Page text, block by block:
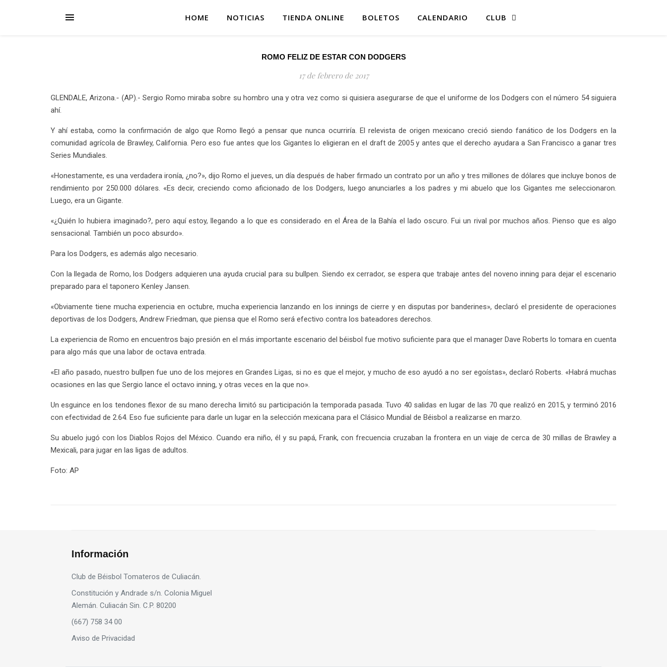
HOME NOTICIAS TIENDA ONLINE BOLETOS CALENDARIO CLUB
ROMO FELIZ DE ESTAR CON DODGERS
17 de febrero de 2017
GLENDALE, Arizona.- (AP).- Sergio Romo miraba sobre su hombro una y otra vez como si quisiera asegurarse de que el uniforme de los Dodgers con el número 54 siguiera
ahí.
Y ahí estaba, como la confirmación de algo que Romo llegó a pensar que nunca ocurriría. El relevista de origen mexicano creció siendo fanático de los Dodgers en la
comunidad agrícola de Brawley, California. Pero eso fue antes que los Gigantes lo eligieran en el draft de 2005 y antes que el derecho ayudara a San Francisco a ganar tres
Series Mundiales.
«Honestamente, es una verdadera ironía, ¿no?», dijo Romo el jueves, un día después de haber firmado un contrato por un año y tres millones de dólares que incluye bonos de
rendimiento por 250.000 dólares. «Es decir, creciendo como aficionado de los Dodgers, luego anunciarles a los padres y mi abuelo que los Gigantes me seleccionaron.
Luego, era un Gigante.
«¿Quién lo hubiera imaginado?, pero aquí estoy, llegando a lo que es considerado en el Área de la Bahía el lado oscuro. Fui un rival por muchos años. Pienso que es algo
sensacional. También un poco absurdo».
Para los Dodgers, es además algo necesario.
Con la llegada de Romo, los Dodgers adquieren una ayuda crucial para su bullpen. Siendo ex cerrador, se espera que trabaje antes del noveno inning para dejar el escenario
preparado para el taponero Kenley Jansen.
«Obviamente tiene mucha experiencia en octubre, mucha experiencia lanzando en los innings de cierre y en disputas por banderines», declaró el presidente de operaciones
deportivas de los Dodgers, Andrew Friedman, que piensa que el Romo será efectivo contra los bateadores derechos.
La experiencia de Romo en encuentros bajo presión en el más importante escenario del béisbol fue motivo suficiente para que el manager Dave Roberts lo tomara en cuenta
para algo más que una labor de octava entrada.
«El año pasado, nuestro bullpen fue uno de los mejores en Grandes Ligas, si no es que el mejor, y mucho de eso ayudó a no ser egoístas», declaró Roberts. «Habrá muchas
ocasiones en las que Sergio lance el octavo inning, y otras veces en la que no».
Un esguince en los tendones flexor de su mano derecha limitó su participación la temporada pasada. Tuvo 40 salidas en lugar de las 70 que realizó en 2015, y terminó 2016
con efectividad de 2.64. Eso fue suficiente para darle un lugar en la selección mexicana para el Clásico Mundial de Béisbol a realizarse en marzo.
Su abuelo jugó con los Diablos Rojos del México. Cuando era niño, él y su papá, Frank, con frecuencia cruzaban la frontera en un viaje de cerca de 30 millas de Brawley a
Mexicali, para jugar en las ligas de adultos.
Foto: AP
Información
Club de Béisbol Tomateros de Culiacán.
Constitución y Andrade s/n. Colonia Miguel
Alemán. Culiacán Sin. C.P. 80200
(667) 758 34 00
Aviso de Privacidad